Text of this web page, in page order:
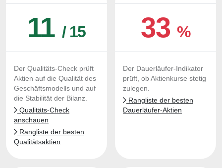
11/ 15
Der Qualitäts-Check prüft
Aktien auf die Qualität des
Geschäftsmodells und auf
die Stabilität der Bilanz.
Qualitäts-Check
anschauen
Rangliste der besten
Qualitätsaktien
33%
Der Dauerläufer-Indikator
prüft, ob Aktienkurse stetig
zulegen.
Rangliste der besten
Dauerläufer-Aktien